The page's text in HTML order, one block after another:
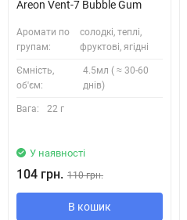
Areon Vent-7 Bubble Gum
Аромати по
групам:
солодкі, теплі,
фруктові, ягідні
Ємність,
об'єм:
4.5мл ( ≈ 30-60
днів)
Вага: 22 г
У наявності
104 грн. 110 грн.
В кошик